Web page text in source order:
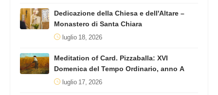
Dedicazione della Chiesa e dell'Altare –
Monastero di Santa Chiara
luglio 18, 2026
Meditation of Card. Pizzaballa: XVI
Domenica del Tempo Ordinario, anno A
luglio 17, 2026